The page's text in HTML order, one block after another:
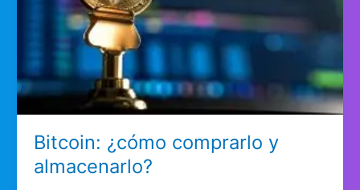
Bitcoin: ¿cómo comprarlo y
almacenarlo?